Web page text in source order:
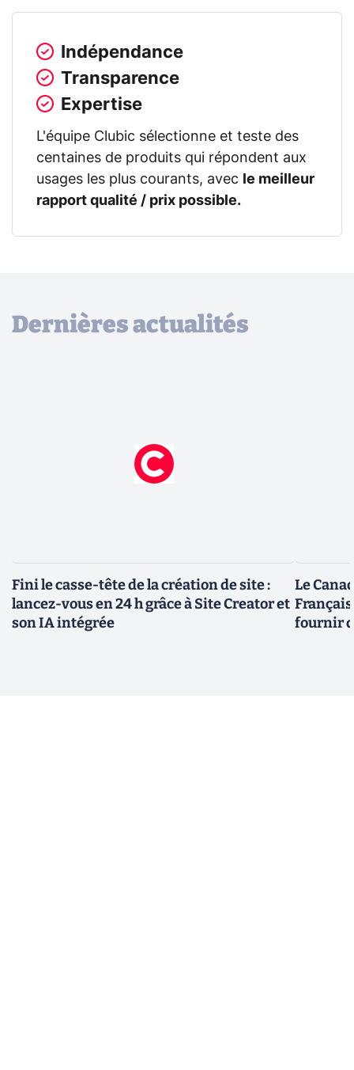
Indépendance
Transparence
Expertise
L'équipe Clubic sélectionne et teste des
centaines de produits qui répondent aux
usages les plus courants, avec
le meilleur
rapport qualité / prix possible.
Dernières actualités
Fini le casse-tête de la création de site :
lancez-vous en 24 h grâce à Site Creator et
son IA intégrée
Le
fournir